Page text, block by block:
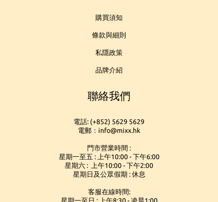
購買須知
條款與細則
私隱政策
品牌介紹
聯絡我們
電話: (+852) 5629 5629
電郵：info@mixx.hk
門市營業時間 :
星期一至五 : 上午10:00 - 下午6:00
星期六 : 上午10:00 - 下午2:00
星期日及公眾假期 : 休息
客服在線時間: